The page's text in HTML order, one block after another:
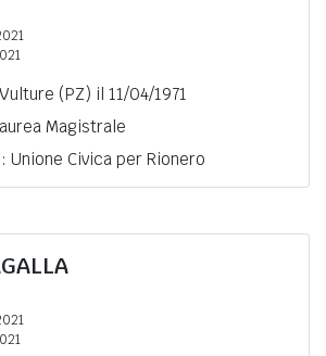
(PZ) il 11/04/1971
Magistrale
Unione Civica per Rionero